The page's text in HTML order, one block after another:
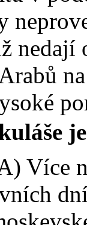
nedají
Více